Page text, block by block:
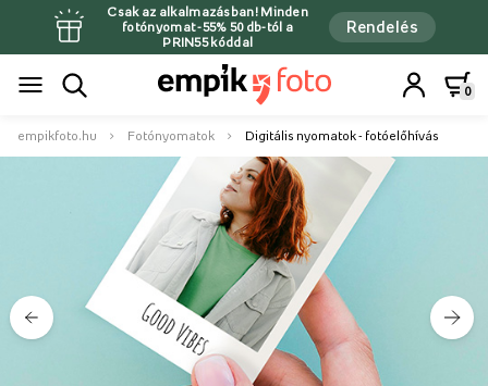
Csak az alkalmazásban! Minden
fotónyomat -55% 50 db-tól a
PRIN55 kóddal
Rendelés
0
empikfoto.hu Fotónyomatok Digitális nyomatok - fotóelőhívás